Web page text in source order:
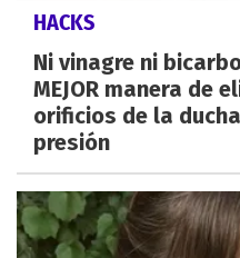
HACKS
Ni vinagre ni
MEJOR manera de
orificios de la ducha
presión